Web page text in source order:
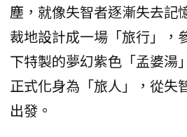
塵，就像失智者逐漸失去記
裁地設計成一場「旅行」，
下特製的夢幻紫色「孟婆湯
正式化身為「旅人」，從失
出發。